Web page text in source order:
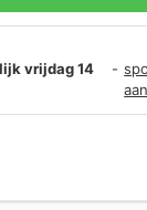
vrijdag 14
-